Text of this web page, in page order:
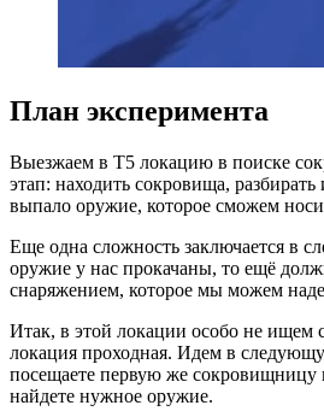
План эксперимента
Выезжаем в Т5 локацию в поиске
этап: находить сокровища,
выпало оружие, которое сможем
Еще одна сложность заключается в
оружие у нас прокачаны, то ещё
снаряжением, которое мы можем
Итак, в этой локации особо не ищем
локация проходная. Идем в
посещаете первую же сокровищницу
найдете нужное оружие.